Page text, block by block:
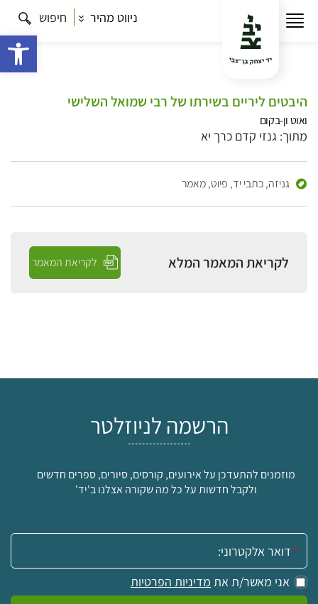
ניווט מהיר חיפוש
היבטים ליריים בשירתו של רבי שמואל השלישי
ואוט ון-בקום
מתוך: גנזי קדם כרך יא
גניזה, כתבי יד, פיוט,מאמר
לקריאת המאמר המלא לקריאת המאמר
הרשמה לניוזלטר
מוזמנים להתעדכן על אירועים, קורסים, סיורים, ספרים חדשים
ולקבל חדשות על כל מה שקורה אצלנו ב'יד'
אימייל:
אני מאשר/ת את מדיניות הפרטיות